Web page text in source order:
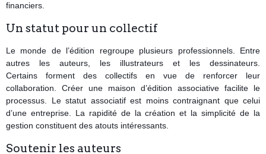
financiers.
Un statut pour un collectif
Le monde de l’édition regroupe plusieurs professionnels. Entre
autres les auteurs, les illustrateurs et les dessinateurs.
Certains forment des collectifs en vue de renforcer leur
collaboration. Créer une maison d’édition associative facilite le
processus. Le statut associatif est moins contraignant que celui
d’une entreprise. La rapidité de la création et la simplicité de la
gestion constituent des atouts intéressants.
Soutenir les auteurs